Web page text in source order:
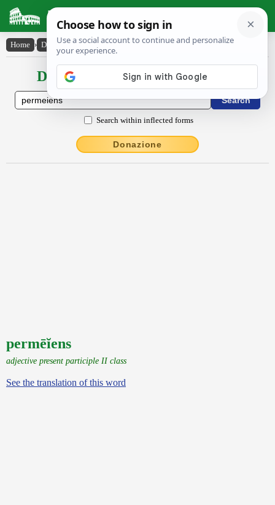
Latin Dictionary
Home › Declensions / Conjugations › permēĭens
Declensions / Conjugations latin
Search within inflected forms
Donazione
permēĭens
adjective present participle II class
See the translation of this word